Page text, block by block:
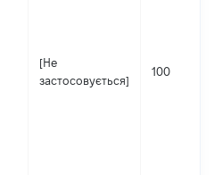
[Не
застосовується]
100